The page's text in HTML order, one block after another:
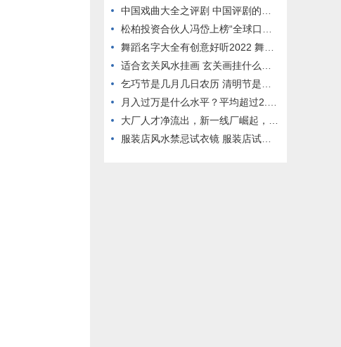
中国戏曲大全之评剧 中国评剧的剧名有哪些
松柏投资合伙人冯岱上榜“全球口腔行业最具影响力的32个人物”
舞蹈名字大全有创意好听2022 舞蹈作品名字有创意好听
适合玄关风水挂画 玄关画挂什么画最好 风水
乞巧节是几月几日农历 清明节是几月几日农历
月入过万是什么水平？平均超过2.5万的只有一个职业
大厂人才净流出，新一线厂崛起，脉脉高聘发布2023泛互联网人才报告
服装店风水禁忌试衣镜 服装店试衣间镜子摆放位置